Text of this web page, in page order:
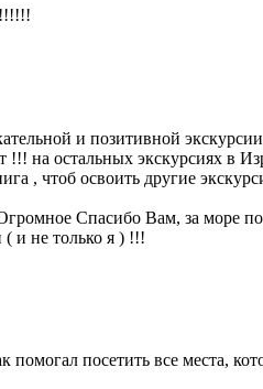
и позитивной экскурсии
на остальных экскурсиях в
, чтоб освоить другие
Спасибо Вам, за море
и не только я ) !!!
посетить все места,